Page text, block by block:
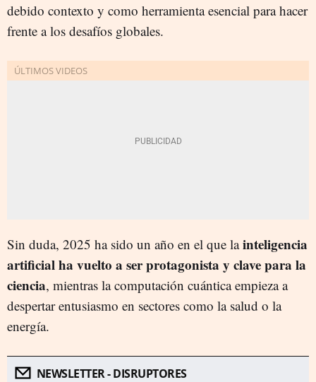
debido contexto y como herramienta esencial para hacer
frente a los desafíos globales.
Sin duda, 2025 ha sido un año en el que lainteligencia
artificial ha vuelto a ser protagonista y clave para la
ciencia, mientras la computación cuántica empieza a
despertar entusiasmo en sectores como la salud o la
energía.
NEWSLETTER - DISRUPTORES